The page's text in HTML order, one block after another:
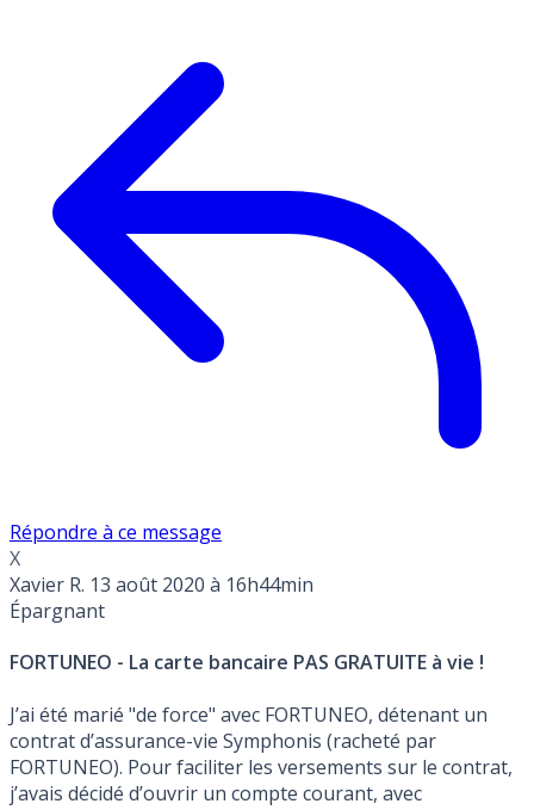
Répondre à ce message
X
Xavier R. 13 août 2020 à 16h44min
Épargnant
FORTUNEO - La carte bancaire PAS GRATUITE à vie !
J’ai été marié "de force" avec FORTUNEO, détenant un
contrat d’assurance-vie Symphonis (racheté par
FORTUNEO). Pour faciliter les versements sur le contrat,
j’avais décidé d’ouvrir un compte courant, avec